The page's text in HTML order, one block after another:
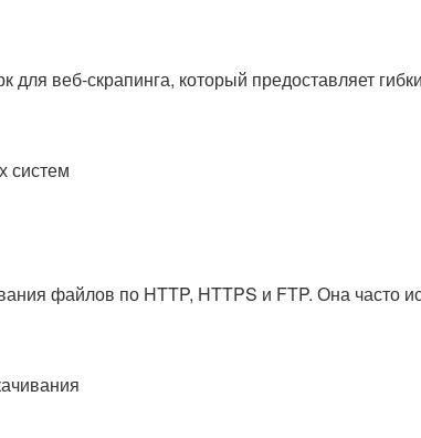
веб-скрапинга, который предоставляет
систем
файлов по HTTP, HTTPS и FTP. Она часто